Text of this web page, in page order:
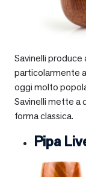
Savinelli produce
particolarmente
oggi molto
Savinelli mette a
forma classica.
Pipa